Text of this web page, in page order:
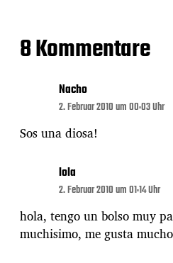
8 Kommentare
Nacho
2. Februar 2010 um 00:03 Uhr
Sos una diosa!
lola
2. Februar 2010 um 01:14 Uhr
hola, tengo un bolso muy
muchisimo, me gusta